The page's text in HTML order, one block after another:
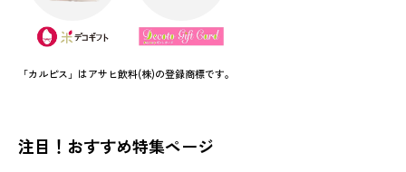
「カルピス」はアサヒ飲料(株)の登録商標です。
注目！おすすめ特集ページ